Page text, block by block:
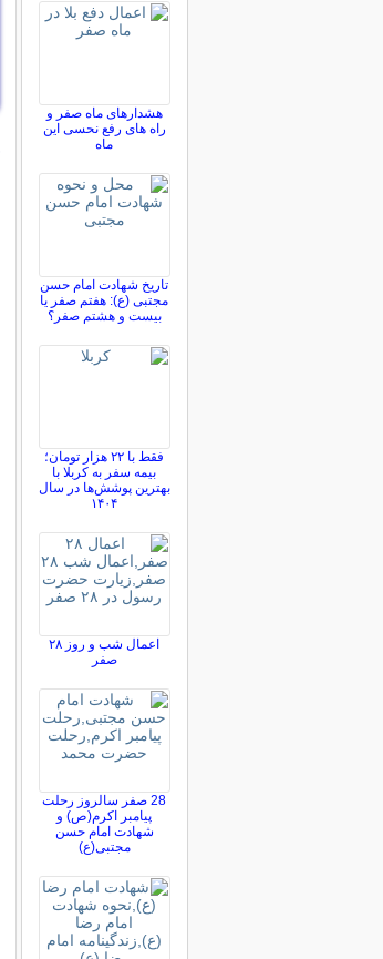
هشدارهای ماه صفر و
راه های رفع نحسی این
ماه
تاریخ شهادت امام حسن
مجتبی (ع): هفتم صفر یا
بیست و هشتم صفر؟
فقط با ۲۲ هزار تومان؛
بیمه سفر به کربلا با
بهترین پوشش‌ها در سال
۱۴۰۴
اعمال شب و روز ۲۸
صفر
28 صفر سالروز رحلت
پیامبر اکرم(ص) و
شهادت امام حسن
مجتبی(ع)